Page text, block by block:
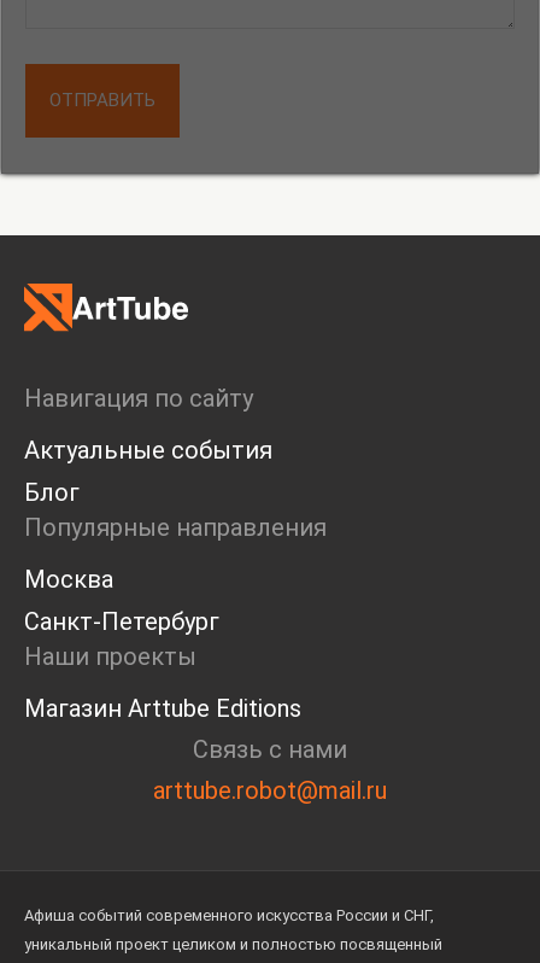
ОТПРАВИТЬ
Навигация по сайту
Актуальные события
Блог
Популярные направления
Москва
Санкт-Петербург
Наши проекты
Магазин Arttube Editions
Связь с нами
arttube.robot@mail.ru
Афиша событий современного искусства России и СНГ,
уникальный проект целиком и полностью посвященный